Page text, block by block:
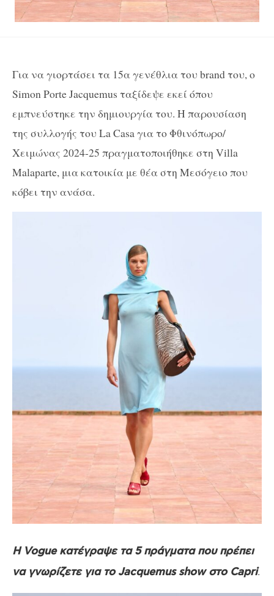
Για να γιορτάσει τα 15α γενέθλια του brand του, ο
Simon Porte Jacquemus ταξίδεψε εκεί όπου
εμπνεύστηκε την δημιουργία του. Η παρουσίαση
της συλλογής του La Casa για το Φθινόπωρο/
Χειμώνας 2024-25 πραγματοποιήθηκε στη Villa
Malaparte, μια κατοικία με θέα στη Μεσόγειο που
κόβει την ανάσα.
Η Vogue κατέγραψε τα 5 πράγματα που πρέπει
να γνωρίζετε για το Jacquemus show στο Capri.